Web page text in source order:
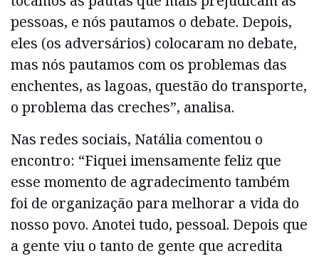
pessoas, e nós pautamos o debate. Depois,
eles (os adversários) colocaram no debate,
mas nós pautamos com os problemas das
enchentes, as lagoas, questão do transporte,
o problema das creches”, analisa.
Nas redes sociais, Natália comentou o
encontro: “Fiquei imensamente feliz que
esse momento de agradecimento também
foi de organização para melhorar a vida do
nosso povo. Anotei tudo, pessoal. Depois que
a gente viu o tanto de gente que acredita